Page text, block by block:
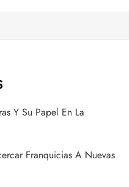
Y Su Papel En La
Franquicias A Nuevas